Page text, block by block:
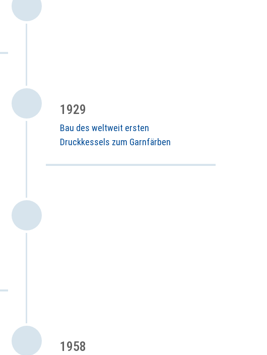
1929
Bau des weltweit ersten
Druckkessels zum Garnfärben
1958